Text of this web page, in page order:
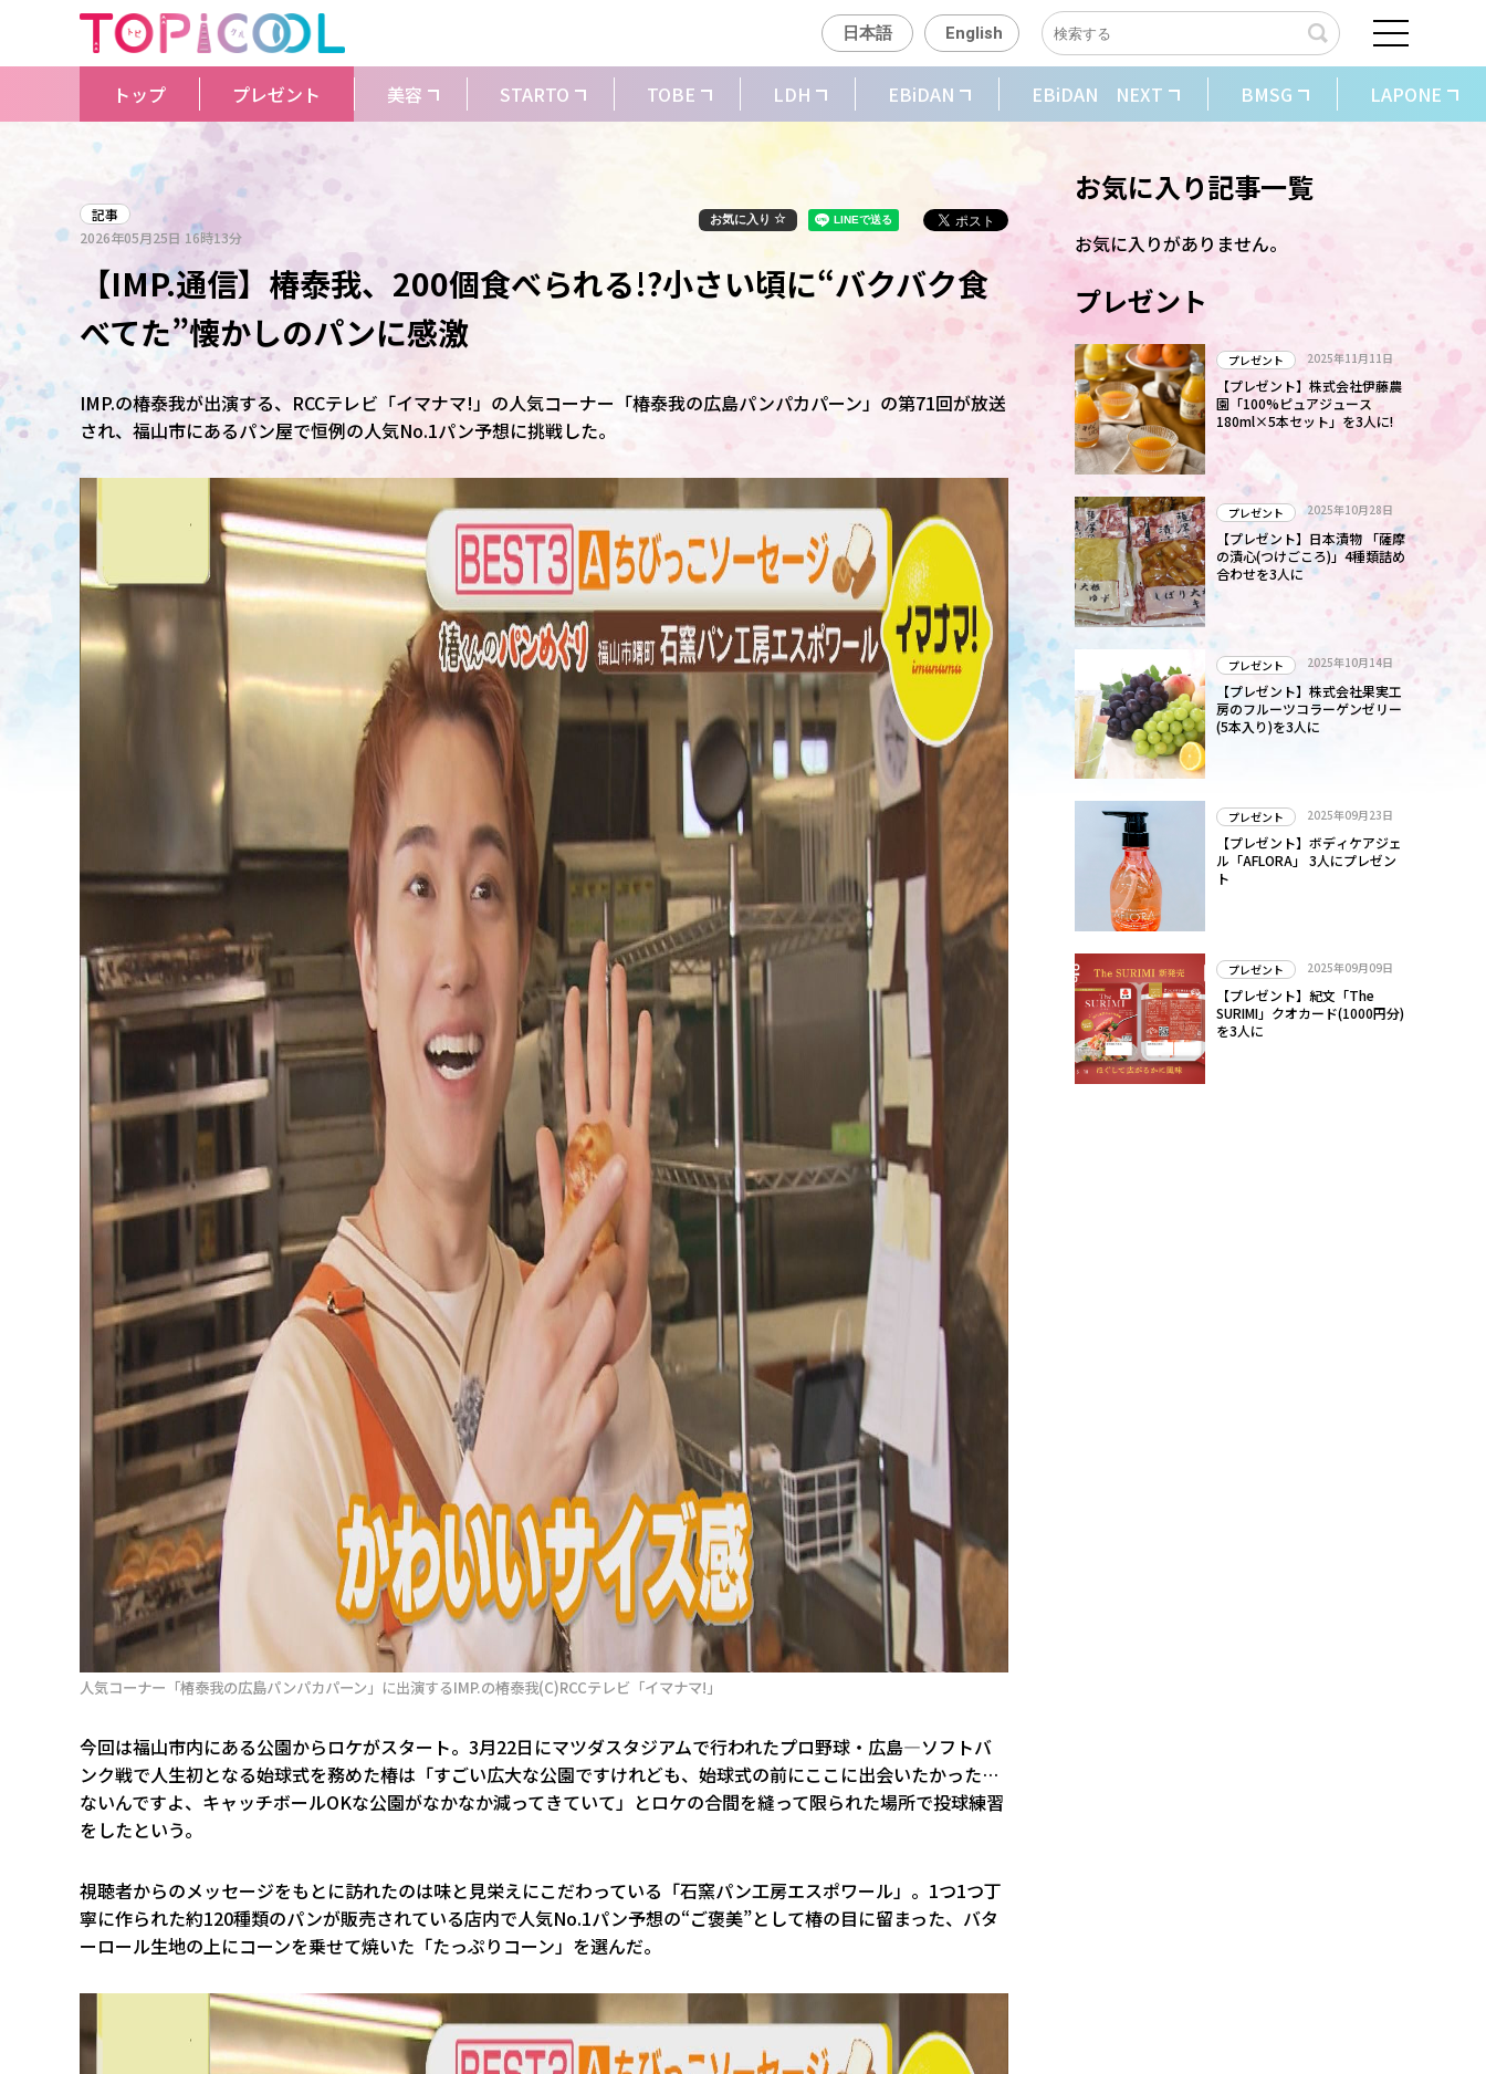
日本語 English
トップ プレゼント 美容 STARTO TOBE LDH EBiDAN EBiDAN NEXT BMSG LAPONE
記事
2026年05月25日 16時13分
お気に入り
【IMP.通信】椿泰我、200個食べられる!?小さい頃に“バクバク食
べてた”懐かしのパンに感激
IMP.の椿泰我が出演する、RCCテレビ「イマナマ!」の人気コーナー「椿泰我の広島パンパカパーン」の第71回が放送
され、福山市にあるパン屋で恒例の人気No.1パン予想に挑戦した。
人気コーナー「椿泰我の広島パンパカパーン」に出演するIMP.の椿泰我(C)RCCテレビ「イマナマ!」
今回は福山市内にある公園からロケがスタート。3月22日にマツダスタジアムで行われたプロ野球・広島―ソフトバ
ンク戦で人生初となる始球式を務めた椿は「すごい広大な公園ですけれども、始球式の前にここに出会いたかった…
ないんですよ、キャッチボールOKな公園がなかなか減ってきていて」とロケの合間を縫って限られた場所で投球練習
をしたという。
視聴者からのメッセージをもとに訪れたのは味と見栄えにこだわっている「石窯パン工房エスポワール」。1つ1つ丁
寧に作られた約120種類のパンが販売されている店内で人気No.1パン予想の“ご褒美”として椿の目に留まった、バタ
ーロール生地の上にコーンを乗せて焼いた「たっぷりコーン」を選んだ。
お気に入り記事一覧
お気に入りがありません。
プレゼント
プレゼント 2025年11月11日
【プレゼント】株式会社伊藤農
園「100%ピュアジュース
180ml×5本セット」を3人に!
プレゼント 2025年10月28日
【プレゼント】日本漬物 「薩摩
の漬心(つけごころ)」4種類詰め
合わせを3人に
プレゼント 2025年10月14日
【プレゼント】株式会社果実工
房のフルーツコラーゲンゼリー
(5本入り)を3人に
プレゼント 2025年09月23日
【プレゼント】ボディケアジェ
ル「AFLORA」 3人にプレゼン
ト
プレゼント 2025年09月09日
【プレゼント】紀文「The
SURIMI」クオカード(1000円分)
を3人に